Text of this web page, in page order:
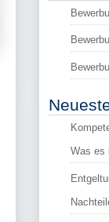
Was es